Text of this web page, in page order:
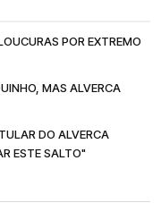
POR EXTREMO
MAS ALVERCA
DO ALVERCA
ESTE SALTO"